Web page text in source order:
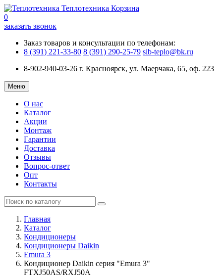
Теплотехника Корзина
0
заказать звонок
Заказ товаров и консультации по телефонам:
8 (391) 221-33-80 8 (391) 290-25-79 sib-teplo@bk.ru
8-902-940-03-26 г. Красноярск, ул. Маерчака, 65, оф. 223
Меню
О нас
Каталог
Акции
Монтаж
Гарантии
Доставка
Отзывы
Вопрос-ответ
Опт
Контакты
Главная
Каталог
Кондиционеры
Кондиционеры Daikin
Emura 3
Кондиционер Daikin серия "Emura 3"
FTXJ50AS/RXJ50A